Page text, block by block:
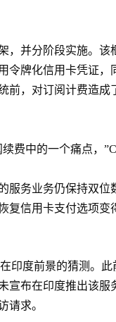
，并分阶段实施。
令牌化信用卡凭证
前，对订阅计费造成
中的一个痛点，
服务业务仍保持双
信用卡支付选项变
印度前景的猜测。
布在印度推出该服
请求。